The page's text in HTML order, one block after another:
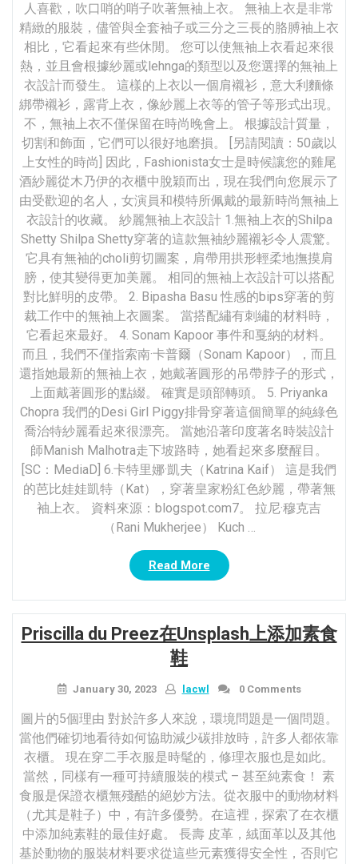
人喜歡，吹口哨的哨子吹著無袖上衣。 無袖上衣是非常
精緻的服裝，儘管與全套袖子或三分之三長的胳膊袖上衣
相比，它看起來有些休閒。 您可以使無袖上衣看起來很
熱，並且會根據紗麗或lehnga的類型以及您選擇的無袖上
衣設計而發生。 這樣的上衣以一個肩襯衫，意大利麵條
綁帶襯衫，露背上衣，像紗麗上衣等的管子等形式出現。
不，無袖上衣不僅保留在時尚晚會上。 根據設計質量，
切割和飾面，它們可以很好地磨損。 [另請閱讀：50歲以
上女性的時尚] 因此，Fashionista女士是時候讓您的雞尾
酒紗麗從木乃伊的衣櫃中脫穎而出，現在我們向您展示了
由受歡迎的名人，女演員和模特所佩戴的最新時尚無袖上
衣設計的收藏。 紗麗無袖上衣設計 1.無袖上衣的Shilpa
Shetty Shilpa Shetty穿著的這款無袖紗麗襯衫令人震驚。
它具有無袖的choli剪切圖案，肩帶用拱形輕柔地撫摸肩
膀，使其變得更加美麗。 相同的無袖上衣設計可以搭配
對比鮮明的皮帶。 2. Bipasha Basu 性感的bips穿著的剪
裁工作中的無袖上衣圖案。 當搭配繡有刺繡的材料時，
它看起來最好。 4. Sonam Kapoor 事件和戛納的材料。
而且，我們不僅指索南·卡普爾（Sonam Kapoor），而且
還指她最新的無袖上衣，她戴著圓形的吊帶脖子的形式，
上面戴著圓形的點綴。 確實是頭部轉頭。 5. Priyanka
Chopra 我們的Desi Girl Piggy排骨穿著這個簡單的純綠色
喬治特紗麗看起來很漂亮。 當她沿著印度著名時裝設計
師Manish Malhotra走下坡路時，她看起來多麼醒目。
[SC：MediaD] 6.卡特里娜·凱夫（Katrina Kaif） 這是我們
的芭比娃娃凱特（Kat），穿著皇家粉紅色紗麗，帶著無
袖上衣。 資料來源：blogspot.com7。 拉尼·穆克吉
（Rani Mukherjee） Kuch …
Read More“18
個
無
袖
上
計”
Priscilla du Preez在Unsplash上​​添加素食
鞋
January 30, 2023 lacwl 0 Comments
圖片的5個理由 對於許多人來說，環境問題是一個問題。
當他們確切地看待如何協助減少碳排放時，許多人都依靠
衣櫃。 現在穿二手衣服是時髦的，修理衣服也是如此。
當然，同樣有一種可持續服裝的模式 – 甚至純素食！ 素
食服是保證衣櫃無殘酷的絕妙方法。從衣服中的動物材料
（尤其是鞋子）中，有許多優勢。在這裡，探索了在衣櫃
中添加純素鞋的最佳好處。 長壽 皮革，絨面革以及其他
基於動物的服裝材料要求從這些元素獲得安全性，否則它